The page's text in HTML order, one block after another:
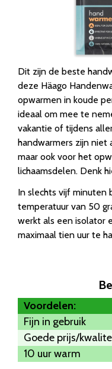
Dit zijn de beste
deze Häago
opwarmen in koude
ideaal om mee te
vakantie of tijdens
handwarmers zijn niet
maar ook voor het
lichaamsdelen. Denk
In slechts vijf minuten
temperatuur van 50
werkt als een isolator
maximaal tien uur te
Voordelen:
Fijn in gebruik
Goede prijs/
10 uur warm